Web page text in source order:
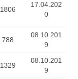
1806
17.04.202
0
788
08.10.201
9
1329
08.10.201
9